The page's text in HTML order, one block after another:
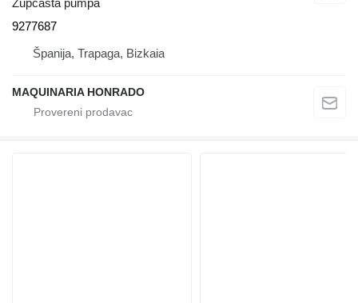
Zupčasta pumpa
9277687
Španija, Trapaga, Bizkaia
MAQUINARIA HONRADO